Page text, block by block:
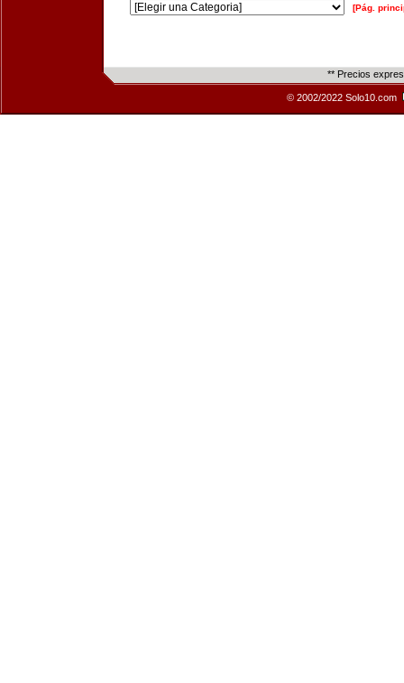
[Pág.
** Precios
© 2002/2022 Solo10.com